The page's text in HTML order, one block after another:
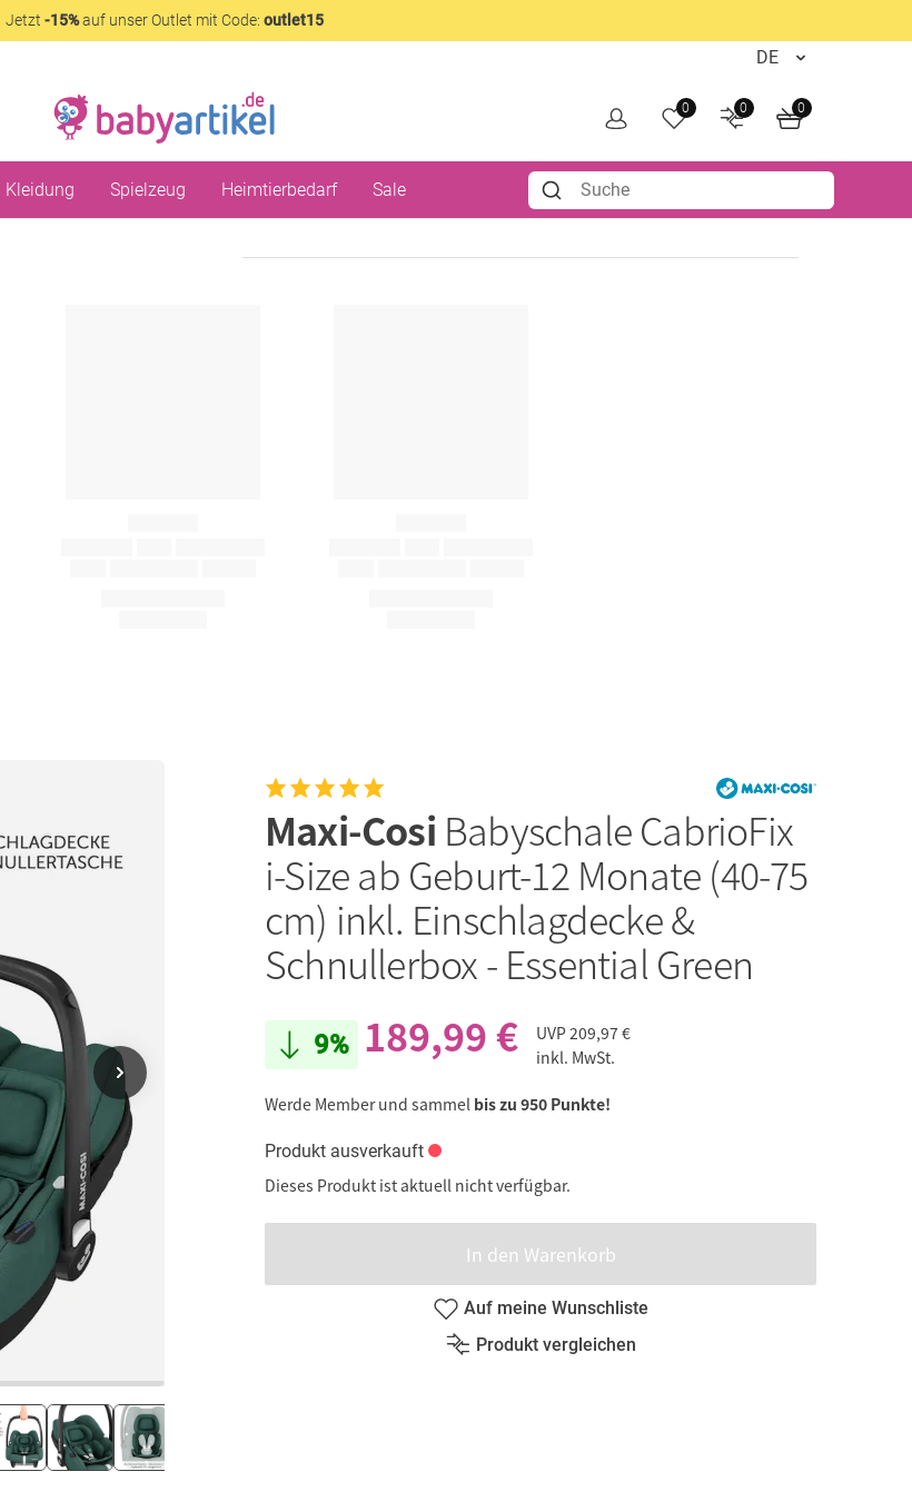
Jetzt -15%auf unser Outlet mit Code: outlet15
0 0 0
Kleidung Spielzeug Heimtierbedarf Sale
Maxi-Cosi Babyschale CabrioFix
i-Size ab Geburt-12 Monate (40-75
cm) inkl. Einschlagdecke &
Schnullerbox - Essential Green
9% 189,99 € UVP209,97 €
inkl. MwSt.
Werde Member und sammel bis zu 950 Punkte!
Produkt ausverkauft
Dieses Produkt ist aktuell nicht verfügbar.
In den Warenkorb
Auf meine Wunschliste
Produkt vergleichen